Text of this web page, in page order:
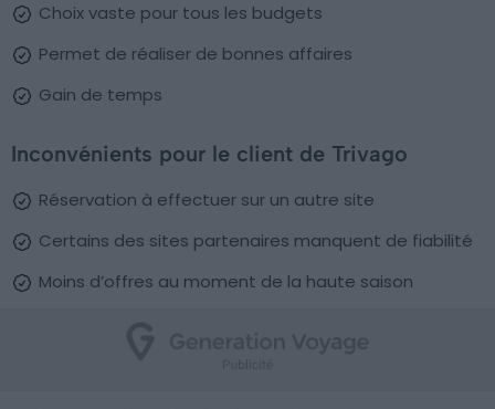
Choix vaste pour tous les budgets
Permet de réaliser de bonnes affaires
Gain de temps
Inconvénients pour le client de Trivago
Réservation à effectuer sur un autre site
Certains des sites partenaires manquent de fiabilité
Moins d’offres au moment de la haute saison